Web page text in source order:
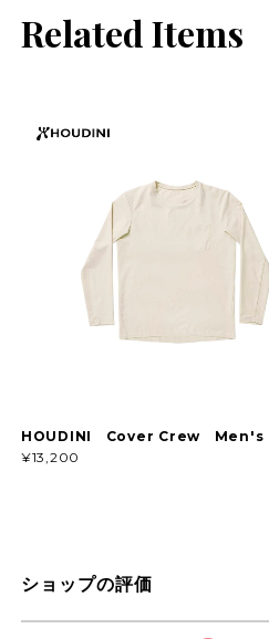
Related Items
HOUDINI Cover Crew Men's
¥13,200
ショップの評価